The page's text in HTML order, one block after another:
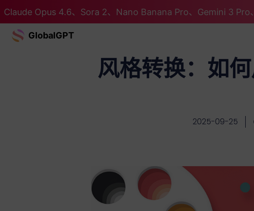
Claude Opus 4.6、Sora 2、Nano Banana Pro、Gemini 3 Pro
GlobalGPT
风格转换：如
2025-09-25